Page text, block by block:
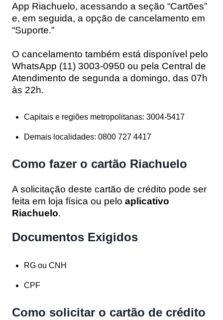
App Riachuelo, acessando a seção “Cartões”
e, em seguida, a opção de cancelamento em
“Suporte.”
O cancelamento também está disponível pelo
WhatsApp (11) 3003-0950 ou pela Central de
Atendimento de segunda a domingo, das 07h
às 22h.
Capitais e regiões metropolitanas: 3004-5417
Demais localidades: 0800 727 4417
Como fazer o cartão Riachuelo
A solicitação deste cartão de crédito pode ser
feita em loja física ou pelo aplicativo
Riachuelo.
Documentos Exigidos
RG ou CNH
CPF
Como solicitar o cartão de crédito